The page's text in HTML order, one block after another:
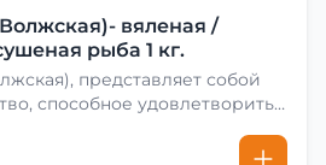
вяленая /
рыба 1 кг.
представляет собой
способное удовлетворить
её сначала хорошо солят.